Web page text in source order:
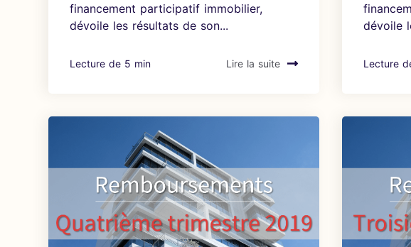
financement participatif immobilier,
dévoile les résultats de son...
Lecture de 5 min Lire la suite
dévoile
Lecture